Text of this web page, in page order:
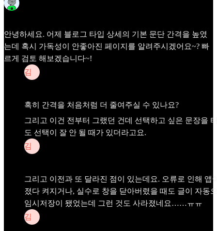
안녕하세요. 어제 블로그 타입 상세의 기본 문단 간격을 높였
는데 혹시 가독성이 안좋아진 페이지를 알려주시겠어요~? 빠
르게 검토 해보겠습니다~!
김
혹히 간격을 처음처럼 더 줄여주실 수 있나요?
그리고 이건 전부터 그랬던 건데 선택하고 싶은 문장을
도 선택이 잘 안 될 때가 있더라고요.
김
그리고 이전과 또 달라진 점이 있는데요. 오류로 인해 앱
졌다 켜지거나, 실수로 창을 닫아버렸을 때도 글이 자동
임시저장이 됐었는데 그런 것도 사라졌네요……ㅠㅠ
김